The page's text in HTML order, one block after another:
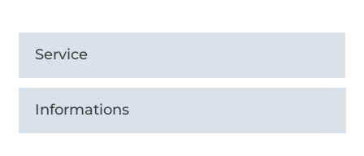
Service
Informations